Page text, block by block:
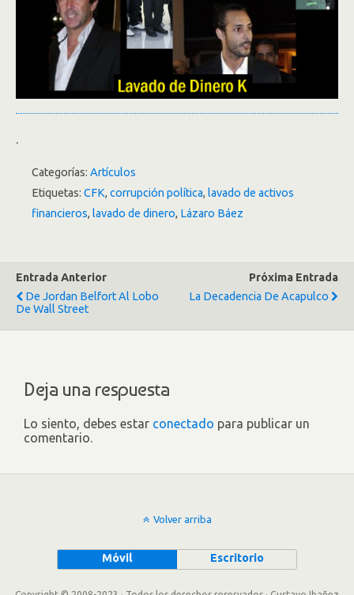
.
Categorías: Artículos
Etiquetas: CFK, corrupción política, lavado de activos
financieros, lavado de dinero, Lázaro Báez
Entrada Anterior
De Jordan Belfort Al Lobo
De Wall Street
Próxima Entrada
La Decadencia De Acapulco
Deja una respuesta
Lo siento, debes estar conectado para publicar un
comentario.
Volver arriba
Móvil Escritorio